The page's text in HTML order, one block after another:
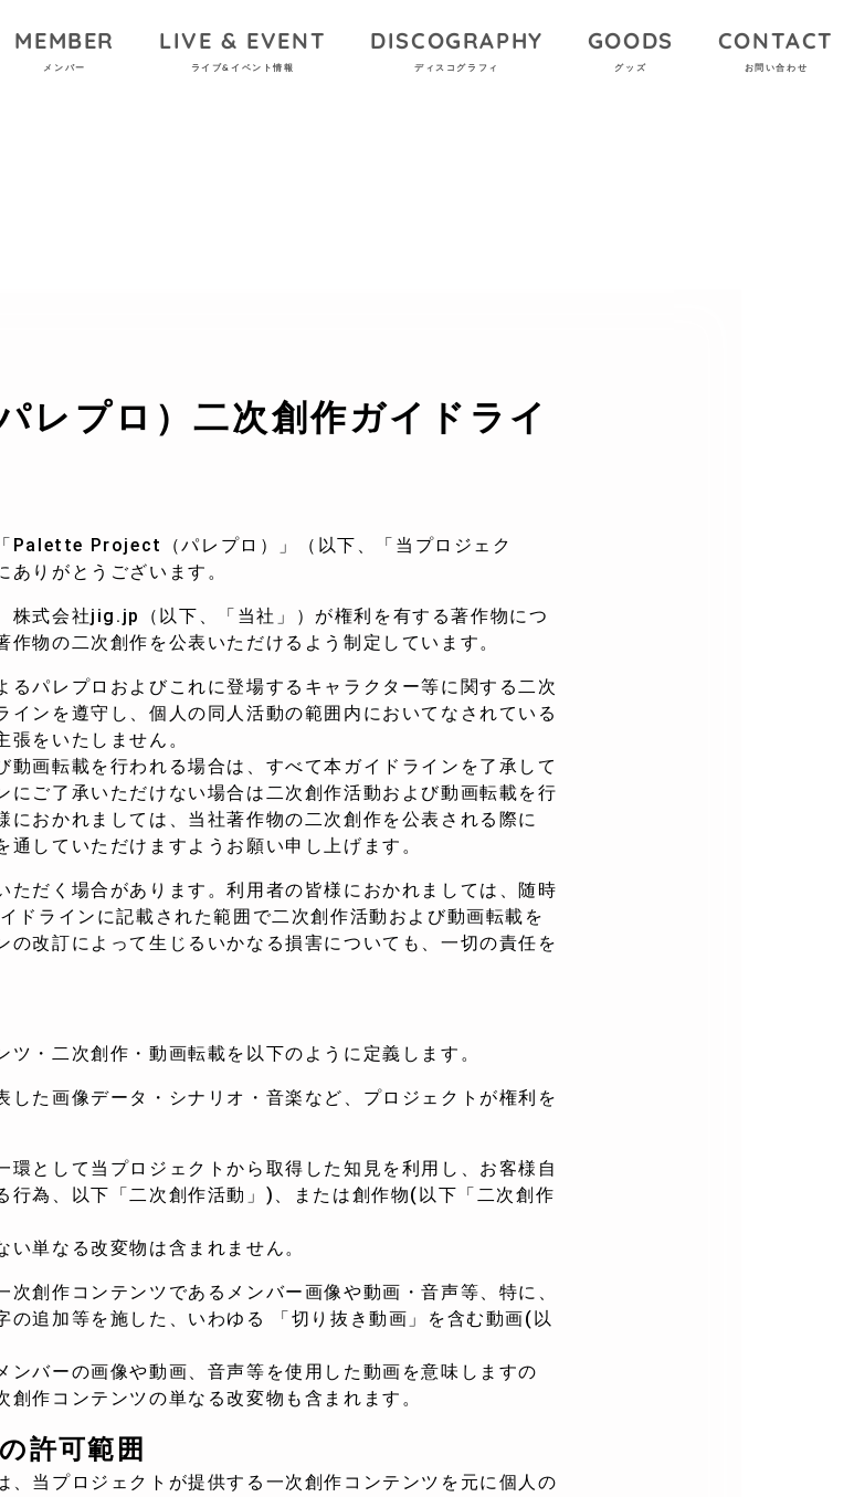
MEMBER
メンバー
LIVE & EVENT
ライブ&イベント情報
DISCOGRAPHY
ディスコグラフィ
GOODS
グッズ
CONTACT
お問い合わせ
プロ）二次創作ガイドライ
Palette Project（パレプロ）」（以下、「当プロジェク
ありがとうございます。
株式会社jig.jp（以下、「当社」）が権利を有する著作物につ
物の二次創作を公表いただけるよう制定しています。
るパレプロおよびこれに登場するキャラクター等に関する二次
ンを遵守し、個人の同人活動の範囲内においてなされている
をいたしません。
動画転載を行われる場合は、すべて本ガイドラインを了承して
にご了承いただけない場合は二次創作活動および動画転載を行
におかれましては、当社著作物の二次創作を公表される際に
していただけますようお願い申し上げます。
ただく場合があります。利用者の皆様におかれましては、随時
ドラインに記載された範囲で二次創作活動および動画転載を
の改訂によって生じるいかなる損害についても、一切の責任を
・二次創作・動画転載を以下のように定義します。
した画像データ・シナリオ・音楽など、プロジェクトが権利を
環として当プロジェクトから取得した知見を利用し、お客様自
行為、以下「二次創作活動」)、または創作物(以下「二次創作
単なる改変物は含まれません。
次創作コンテンツであるメンバー画像や動画・音声等、特に、
の追加等を施した、いわゆる 「切り抜き動画」を含む動画(以
ンバーの画像や動画、音声等を使用した動画を意味しますの
作コンテンツの単なる改変物も含まれます。
許可範囲
、当プロジェクトが提供する一次創作コンテンツを元に個人の